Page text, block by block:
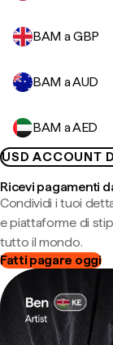
BAM a GBP
BAM a AUD
BAM a AED
USD ACCOUNT
Ricevi pagamenti
Condividi i tuoi
e piattaforme di
tutto il mondo.
Fatti pagare oggi